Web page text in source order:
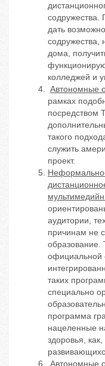
содружества.
дать
содружества,
дома,
колледжей и
Автономные
рамках
посредством
такого
служить
проект.
аудитории,
причинам не
образование.
официальной
таких
специально
программа
нацеленные
здоровья,
Автономные